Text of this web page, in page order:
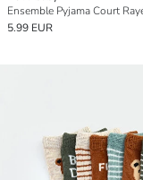
5.99 EUR